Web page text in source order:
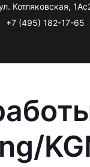
Котляковская,
+7 (495) 182-17-65